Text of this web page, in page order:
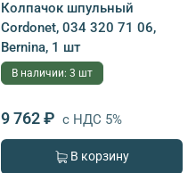
Колпачок шпульный
Cordonet, 034 320 71 06,
Bernina, 1 шт
В наличии: 3 шт
9 762 ₽ с НДС 5%
В корзину